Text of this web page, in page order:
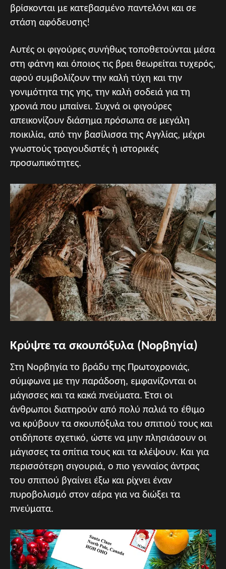
βρίσκονται με κατεβασμένο παντελόνι και σε
στάση αφόδευσης!
Αυτές οι φιγούρες συνήθως τοποθετούνται μέσα
στη φάτνη και όποιος τις βρει θεωρείται τυχερός,
αφού συμβολίζουν την καλή τύχη και την
γονιμότητα της γης, την καλή σοδειά για τη
χρονιά που μπαίνει. Συχνά οι φιγούρες
απεικονίζουν διάσημα πρόσωπα σε μεγάλη
ποικιλία, από την βασίλισσα της Αγγλίας, μέχρι
γνωστούς τραγουδιστές ή ιστορικές
προσωπικότητες.
Κρύψτε τα σκουπόξυλα (Νορβηγία)
Στη Νορβηγία το βράδυ της Πρωτοχρονιάς,
σύμφωνα με την παράδοση, εμφανίζονται οι
μάγισσες και τα κακά πνεύματα. Έτσι οι
άνθρωποι διατηρούν από πολύ παλιά το έθιμο
να κρύβουν τα σκουπόξυλα του σπιτιού τους και
οτιδήποτε σχετικό, ώστε να μην πλησιάσουν οι
μάγισσες τα σπίτια τους και τα κλέψουν. Και για
περισσότερη σιγουριά, ο πιο γενναίος άντρας
του σπιτιού βγαίνει έξω και ρίχνει έναν
πυροβολισμό στον αέρα για να διώξει τα
πνεύματα.